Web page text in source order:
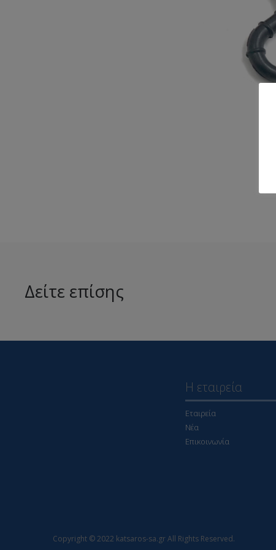
Δείτε επίσης
Η εταιρεία
Εταιρεία
Νέα
Επικοινωνία
Copyright © 2022 katsaros-sa.gr All Rights Reserved.